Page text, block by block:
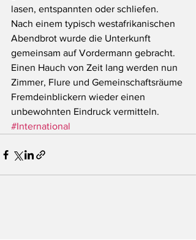
lasen, entspannten oder schliefen.
Nach einem typisch westafrikanischen
Abendbrot wurde die Unterkunft
gemeinsam auf Vordermann gebracht.
Einen Hauch von Zeit lang werden nun
Zimmer, Flure und Gemeinschaftsräume
Fremdeinblickern wieder einen
unbewohnten Eindruck vermitteln.
#International